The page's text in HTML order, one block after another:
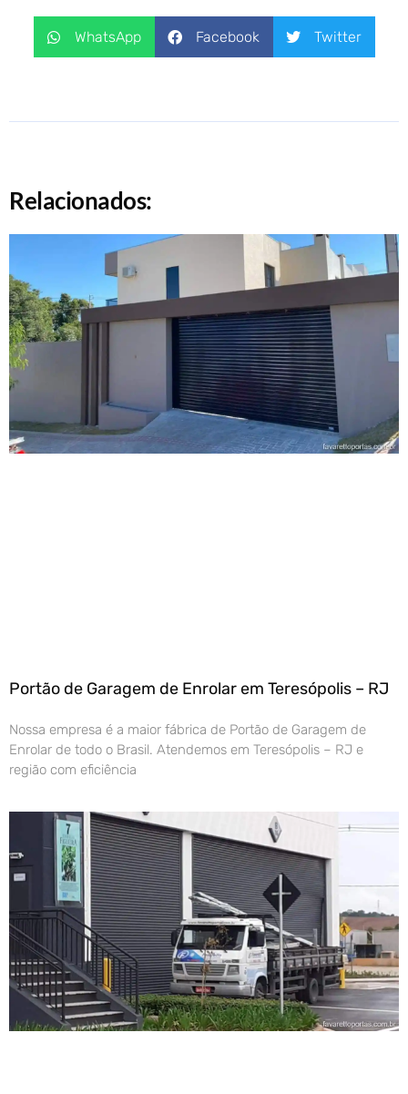
WhatsApp Facebook Twitter
Relacionados:
Portão de Garagem de Enrolar em Teresópolis – RJ
Nossa empresa é a maior fábrica de Portão de Garagem de
Enrolar de todo o Brasil. Atendemos em Teresópolis – RJ e
região com eficiência